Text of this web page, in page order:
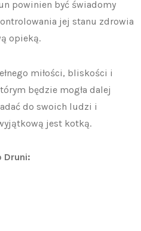
powinien być świadomy
jej stanu zdrowia
opieką.
miłości, bliskości i
będzie mogła dalej
do swoich ludzi i
jest kotką.
Druni: